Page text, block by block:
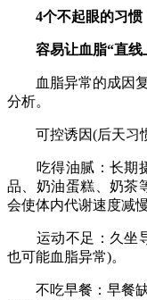
4个不起眼的习惯
容易让血脂“直线
血脂异常的成因复
分析。
可控诱因(后天习
吃得油腻：长期摄
品、奶油蛋糕、奶茶
会使体内代谢速度减
运动不足：久坐导
也可能血脂异常)。
不吃早餐：早餐缺